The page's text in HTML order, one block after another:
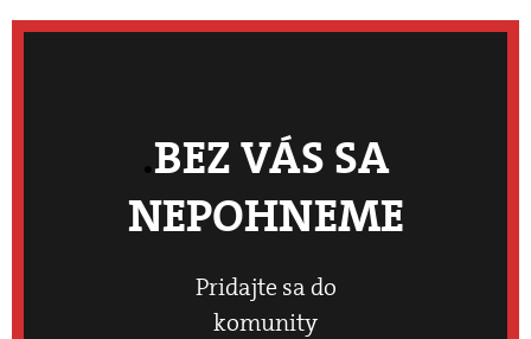
BEZ VÁS SA
NEPOHNEME
Pridajte sa do
komunity